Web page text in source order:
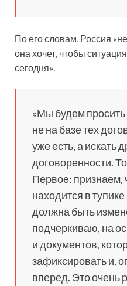
По его словам, Россия
она хочет, чтобы
сегодня».
«Мы будем просить
не на базе тех
уже есть, а искать
договоренности.
Первое: признаем,
находится в
должна быть
подчеркиваю, на
и документов,
зафиксировать и,
вперед. Это очень